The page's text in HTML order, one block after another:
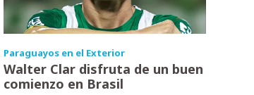
Paraguayos en el Exterior
Walter Clar disfruta de un buen
comienzo en Brasil